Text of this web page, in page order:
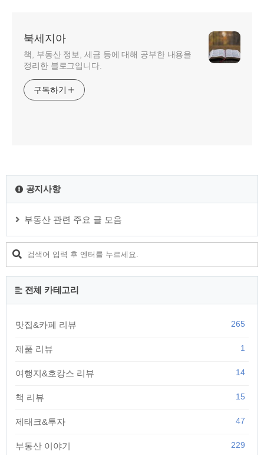
북세지아
책, 부동산 정보, 세금 등에 대해 공부한 내용을
정리한 블로그입니다.
구독하기
공지사항
부동산 관련 주요 글 모음
전체 카테고리
맛집&카페 리뷰 265
제품 리뷰 1
여행지&호캉스 리뷰 14
책 리뷰 15
제태크&투자 47
부동산 이야기 229